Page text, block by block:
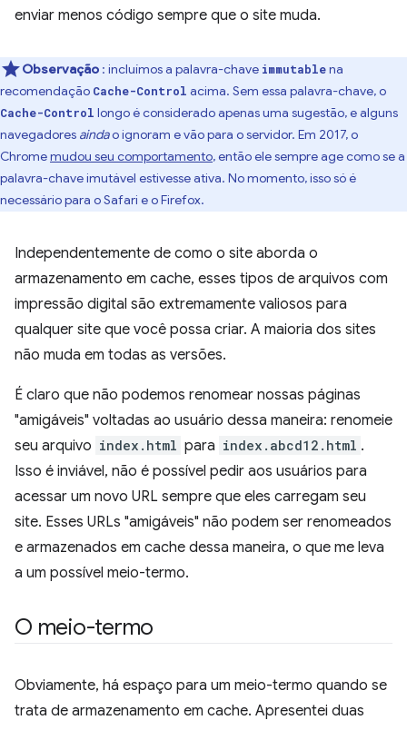
enviar menos código sempre que o site muda.
Observação : incluímos a palavra-chave immutablena
recomendação Cache-Control acima. Sem essa palavra-chave, o
Cache-Control longo é considerado apenas uma sugestão, e alguns
navegadores aindao ignoram e vão para o servidor. Em 2017, o
Chromemudou seu comportamento, então ele sempre age como se a
palavra-chave imutável estivesse ativa. No momento, isso só é
necessário para o Safari e o Firefox.
Independentemente de como o site aborda o
armazenamento em cache, esses tipos de arquivos com
impressão digital são extremamente valiosos para
qualquer site que você possa criar. A maioria dos sites
não muda em todas as versões.
É claro que não podemos renomear nossas páginas
"amigáveis" voltadas ao usuário dessa maneira: renomeie
seu arquivo index.html para index.abcd12.html .
Isso é inviável, não é possível pedir aos usuários para
acessar um novo URL sempre que eles carregam seu
site. Esses URLs "amigáveis" não podem ser renomeados
e armazenados em cache dessa maneira, o que me leva
a um possível meio-termo.
O meio-termo
Obviamente, há espaço para um meio-termo quando se
trata de armazenamento em cache. Apresentei duas